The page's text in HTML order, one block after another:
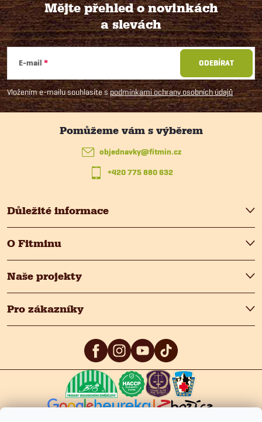
Z
á
p
Mějte přehled o novinkách
a slevách
E-mail
Vložením e-mailu souhlasíte spodmínkami ochrany osobních údajů
ODEBÍRAT
Důležité informace
O Fitminu
Naše projekty
Pro zákazníky
objednavky@fitmin.cz
+420 775 880 632